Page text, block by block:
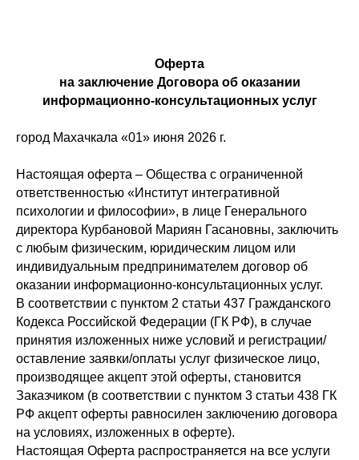
Оферта
на заключение Договора об оказании
информационно-консультационных услуг
город Махачкала «01» июня 2026 г.
Настоящая оферта – Общества с ограниченной
ответственностью «Институт интегративной
психологии и философии», в лице Генерального
директора Курбановой Мариян Гасановны, заключить
с любым физическим, юридическим лицом или
индивидуальным предпринимателем договор об
оказании информационно-консультационных услуг.
В соответствии с пунктом 2 статьи 437 Гражданского
Кодекса Российской Федерации (ГК РФ), в случае
принятия изложенных ниже условий и регистрации/
оставление заявки/оплаты услуг физическое лицо,
производящее акцепт этой оферты, становится
Заказчиком (в соответствии с пунктом 3 статьи 438 ГК
РФ акцепт оферты равносилен заключению договора
на условиях, изложенных в оферте).
Настоящая Оферта распространяется на все услуги